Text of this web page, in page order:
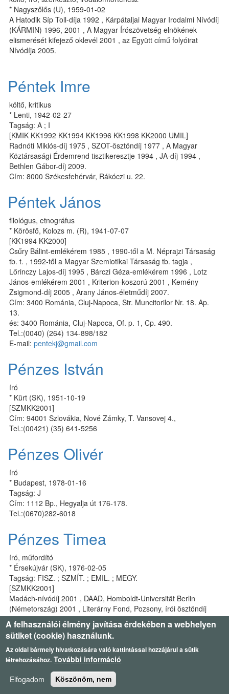
* Nagyszőlős (U), 1959-01-02
A Hatodik Síp Toll-díja 1992 , Kárpátaljai Magyar Irodalmi Nívódíj
(KÁRMIN) 1996, 2001 , A Magyar Írószövetség elnökének
elismerését kifejező oklevél 2001 , az Együtt című folyóirat
Nívódíja 2005.
Péntek Imre
költő, kritikus
* Lenti, 1942-02-27
Tagság: A ; I
[KMIK KK1992 KK1994 KK1996 KK1998 KK2000 UMIL]
Radnóti Miklós-díj 1975 , SZOT-ösztöndíj 1977 , A Magyar
Köztársasági Érdemrend tisztikeresztje 1994 , JA-díj 1994 ,
Bethlen Gábor-díj 2009.
Cím: 8000 Székesfehérvár, Rákóczi u. 22.
Péntek János
filológus, etnográfus
* Körösfő, Kolozs m. (R), 1941-07-07
[KK1994 KK2000]
Csűry Bálint-emlékérem 1985 , 1990-től a M. Néprajzi Társaság
tb. t. , 1992-től a Magyar Szemiotikai Társaság tb. tagja ,
Lőrinczy Lajos-díj 1995 , Bárczi Géza-emlékérem 1996 , Lotz
János-emlékérem 2001 , Kriterion-koszorú 2001 , Kemény
Zsigmond-díj 2005 , Arany János-életműdíj 2007.
Cím: 3400 Románia, Cluj-Napoca, Str. Muncitorilor Nr. 18. Ap.
13.
és: 3400 Románia, Cluj-Napoca, Of. p. 1, Cp. 490.
Tel.:(0040) (264) 134-898/182
E-mail: pentekj@gmail.com
Pénzes István
író
* Kürt (SK), 1951-10-19
[SZMKK2001]
Cím: 94001 Szlovákia, Nové Zámky, T. Vansovej 4.,
Tel.:(00421) (35) 641-5256
Pénzes Olivér
író
* Budapest, 1978-01-16
Tagság: J
Cím: 1112 Bp., Hegyalja út 176-178.
Tel.:(0670)282-6018
Pénzes Timea
író, műfordító
* Érsekújvár (SK), 1976-02-05
Tagság: FISZ. ; SZMÍT. ; EMIL. ; MEGY.
[SZMKK2001]
Madách-nívódíj 2001 , DAAD, Homboldt-Universität Berlin
(Németország) 2001 , Literárny Fond, Pozsony, írói ösztöndíj
(Szlovákia) 2002 , Literarisches Colloquium Berlin, műfordítói
akadémia (Németország) 2003 , MZs-ösztöndíj 2005 , Székely
János-ösztöndíj 2006.
Cím: 94001 Szlovákia, Nové Zámky, T. Vansovej 4
Tel.:(0036) (20) 578-9845
penzes.timea@gmail.com
A felhasználói élmény javítása érdekében a webhelyen
sütiket (cookie) használunk.
Az oldal bármely hivatkozására való kattintással hozzájárul a sütik
létrehozásához. További információ
Elfogadom
Köszönöm, nem